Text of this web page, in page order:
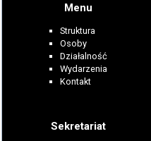
Menu
Struktura
Osoby
Działalność
Wydarzenia
Kontakt
Sekretariat